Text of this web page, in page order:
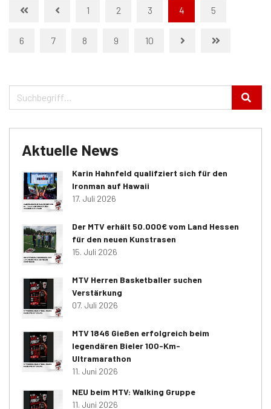
1 2 3 4 5
6 7 8 9 10
Aktuelle News
Karin Hahnfeld qualifziert sich für den
Ironman auf Hawaii
17. Juli 2026
Der MTV erhält 50.000€ vom Land Hessen
für den neuen Kunstrasen
15. Juli 2026
MTV Herren Basketballer suchen
Verstärkung
07. Juli 2026
MTV 1846 Gießen erfolgreich beim
legendären Bieler 100-Km-
Ultramarathon
11. Juni 2026
NEU beim MTV: Walking Gruppe
11. Juni 2026